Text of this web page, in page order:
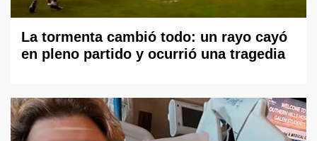
La tormenta cambió todo: un rayo cayó
en pleno partido y ocurrió una tragedia